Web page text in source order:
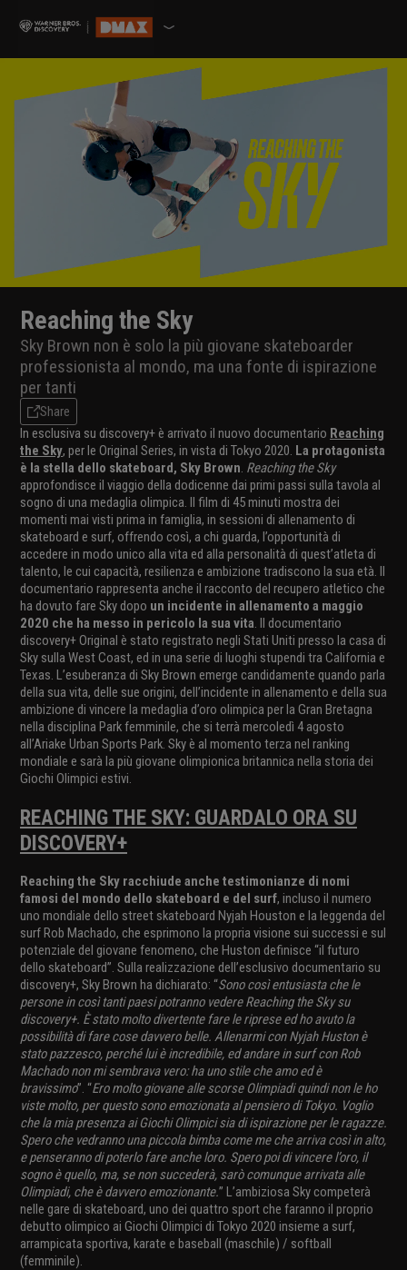
Reaching the Sky
Sky Brown non è solo la più giovane skateboarder
professionista al mondo, ma una fonte di ispirazione
per tanti
Share
In esclusiva su discovery+ è arrivato il nuovo documentario Reaching
the Sky, per le Original Series, in vista di Tokyo 2020. La protagonista
è la stella dello skateboard, Sky Brown. Reaching the Sky
approfondisce il viaggio della dodicenne dai primi passi sulla tavola al
sogno di una medaglia olimpica. Il film di 45 minuti mostra dei
momenti mai visti prima in famiglia, in sessioni di allenamento di
skateboard e surf, offrendo così, a chi guarda, l’opportunità di
accedere in modo unico alla vita ed alla personalità di quest’atleta di
talento, le cui capacità, resilienza e ambizione tradiscono la sua età. Il
documentario rappresenta anche il racconto del recupero atletico che
ha dovuto fare Sky dopo un incidente in allenamento a maggio
2020 che ha messo in pericolo la sua vita. Il documentario
discovery+ Original è stato registrato negli Stati Uniti presso la casa di
Sky sulla West Coast, ed in una serie di luoghi stupendi tra California e
Texas. L’esuberanza di Sky Brown emerge candidamente quando parla
della sua vita, delle sue origini, dell’incidente in allenamento e della sua
ambizione di vincere la medaglia d’oro olimpica per la Gran Bretagna
nella disciplina Park femminile, che si terrà mercoledì 4 agosto
all’Ariake Urban Sports Park. Sky è al momento terza nel ranking
mondiale e sarà la più giovane olimpionica britannica nella storia dei
Giochi Olimpici estivi.
REACHING THE SKY: GUARDALO ORA SU
DISCOVERY+
Reaching the Sky racchiude anche testimonianze di nomi
famosi del mondo dello skateboard e del surf, incluso il numero
uno mondiale dello street skateboard Nyjah Houston e la leggenda del
surf Rob Machado, che esprimono la propria visione sui successi e sul
potenziale del giovane fenomeno, che Huston definisce “il futuro
dello skateboard”. Sulla realizzazione dell’esclusivo documentario su
discovery+, Sky Brown ha dichiarato: “Sono così entusiasta che le
persone in così tanti paesi potranno vedere Reaching the Sky su
discovery+. È stato molto divertente fare le riprese ed ho avuto la
possibilità di fare cose davvero belle. Allenarmi con Nyjah Huston è
stato pazzesco, perché lui è incredibile, ed andare in surf con Rob
Machado non mi sembrava vero: ha uno stile che amo ed è
bravissimo”. “Ero molto giovane alle scorse Olimpiadi quindi non le ho
viste molto, per questo sono emozionata al pensiero di Tokyo. Voglio
che la mia presenza ai Giochi Olimpici sia di ispirazione per le ragazze.
Spero che vedranno una piccola bimba come me che arriva così in alto,
e penseranno di poterlo fare anche loro. Spero poi di vincere l’oro, il
sogno è quello, ma, se non succederà, sarò comunque arrivata alle
Olimpiadi, che è davvero emozionante.” L’ambiziosa Sky competerà
nelle gare di skateboard, uno dei quattro sport che faranno il proprio
debutto olimpico ai Giochi Olimpici di Tokyo 2020 insieme a surf,
arrampicata sportiva, karate e baseball (maschile) / softball
(femminile).